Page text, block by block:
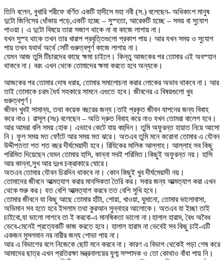
তিনি বলেন, বুখারি শরীফে বর্ণিত একটি হাদীসে মহা নবী (স.) বলেছেন- অধিকাংশ মানুষ
দুটো জিনিসের ধোঁকায় পড়ে,একটি হচ্ছে – সুস্হতা, আরেকটি হচ্ছে – সময় বা সুযোগ
পাওয়া। এ দুটো বিষয়ে তারা সজাগ থাকে না বা কাজে লাগায় না।
যখন সুস্হ থাকে তখন তার খারাপ প্রবৃত্তিগুলো প্রকাশ পায়। আর যখন সময় ও সুযোগ
পায় তখন যথার্থ অর্থে সেটি গুরুত্বপূর্ণ কাজে লাগায় না।
যেমন আজ তুমি টিচারদের কাছে ক্ষমা চাইলে। কিন্তু আজকের পর তোমার এই অবস্হান
থাকবে না। বরং এখন থেকে তোমাদের ক্ষমা করতে হবে অন্যকে।
আজকের পর তোমার দোষ ধরার, তোমার সমালোচনা করার লোকের অভাব থাকবে না। আর
তাই তোমাকে চরম ধৈর্য সহকারে সামনে এগুতে হবে। জীবনের এ বিষয়গুলো খুব
গুরুত্বপূর্ণ।
জীবন খুবই সামান্য, তথা কয়েক বছরের জন্য।তাই প্রকৃত জীবন যাপনের জন্য বিবাহ
করে নাও। রাসূল (সঃ) বলেছেন – অতি দ্রুত বিবাহ করে নাও যখন তোমরা বালেগ হবে।
আর আমরা বলি সময় হোক। এভাবে কেটে যায় বহুদিন। তুমি অফুরন্ত হায়াত নিয়ে আসো
নি। ফুল সময় মত ফোঁটে আর সময় মত ঝরে। অতএব তুমি মনে করোনা তোমার এ যৌবন
উদ্দীপ্ততা শত শত বছর দীর্ঘমেয়াদী হবে। রিযিকের মালিক আল্লাহ। আল্লাহ সব কিছু
পরিমিত দিয়েছেন যেমন তোমার হাসি, কান্না সবই পরিমিত।কিছুই অফুরন্ত নয়। হাসি
আর কান্না,সুখ আর দুঃখ চক্রাকারে ঘোরে।
অতএব তোমার যৌবন চিরদিন থাকবে না। কোন কিছুই খুব দীর্ঘমেয়াদী নয়।
তোমাদের জীবনে আত্মত্যাগ করার মানসিকতা তৈরি কর। সবার জন্য আত্মত্যাগ করা এখন
থেকে শুরু কর। যত বেশি আত্মত্যাগ করবে তত বেশি সুখি হবে।
তোমার জীবনে যা কিছু আছে তোমার হাঁটা, শোয়া, খাওয়া, ঘুমানো, তোমার ভালোবাসা,
অভিমান সব হতে হবে ইসলাম তথা কুরআন সুন্নাহর আলোকে। অতএব যা ইচ্ছা তাই
চাইবো,যা ভালো লাগবে তা ই করবো-এ মানষিকতা ভালো না।হালাল হারাম, বৈধ অবৈধ
ভেবে-মেনেই প্রত্যেকটি কাজ করতে হবে। হালাল হারাম না ভেবেই সব কিছু চাই-এটি
একজন মুসলমান নর নারীর জন্য শোভা পায় না।
আর এ বিভাগের বলে নিজেকে ছোট মনে করবে না। কারণ এ বিভাগ থেকেই পড়া শেষ করে
আমাদের ছাত্র এখন প্রতিরক্ষা মন্ত্রনালয়ের যুগ্ম সম্পাদক ও তো কোথাও বাঁধা পায় নি।